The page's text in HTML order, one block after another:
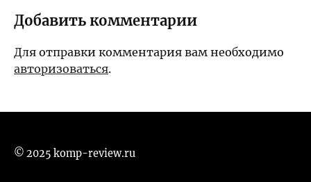
Добавить комментарии
Для отправки комментария вам необходимо
авторизоваться.
© 2025 komp-review.ru